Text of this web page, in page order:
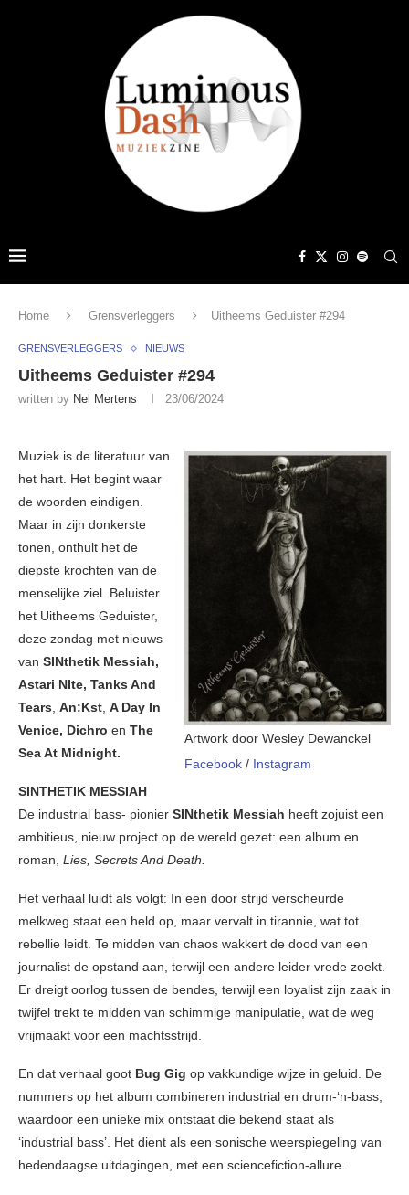
Home Grensverleggers Uitheems Geduister #294
GRENSVERLEGGERS NIEUWS
Uitheems Geduister #294
written by Nel Mertens 23/06/2024
Artwork door Wesley Dewanckel
Facebook / Instagram
Muziek is de literatuur van
het hart. Het begint waar
de woorden eindigen.
Maar in zijn donkerste
tonen, onthult het de
diepste krochten van de
menselijke ziel. Beluister
het Uitheems Geduister,
deze zondag met nieuws
van SINthetik Messiah,
Astari NIte, Tanks And
Tears, An:Kst, A Day In
Venice, Dichro en The
Sea At Midnight.
SINTHETIK MESSIAH
De industrial bass- pionier SINthetik Messiah heeft zojuist een
ambitieus, nieuw project op de wereld gezet: een album en
roman, Lies, Secrets And Death.
Het verhaal luidt als volgt: In een door strijd verscheurde
melkweg staat een held op, maar vervalt in tirannie, wat tot
rebellie leidt. Te midden van chaos wakkert de dood van een
journalist de opstand aan, terwijl een andere leider vrede zoekt.
Er dreigt oorlog tussen de bendes, terwijl een loyalist zijn zaak in
twijfel trekt te midden van schimmige manipulatie, wat de weg
vrijmaakt voor een machtsstrijd.
En dat verhaal goot Bug Gig op vakkundige wijze in geluid. De
nummers op het album combineren industrial en drum-‘n-bass,
waardoor een unieke mix ontstaat die bekend staat als
‘industrial bass’. Het dient als een sonische weerspiegeling van
hedendaagse uitdagingen, met een sciencefiction-allure.